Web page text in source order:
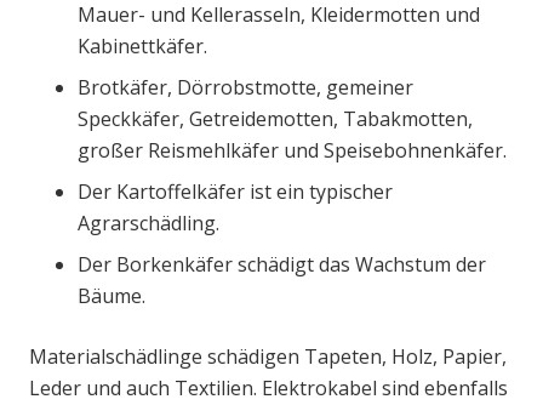
Mauer- und Kellerasseln, Kleidermotten und
Kabinettkäfer.
Brotkäfer, Dörrobstmotte, gemeiner
Speckkäfer, Getreidemotten, Tabakmotten,
großer Reismehlkäfer und Speisebohnenkäfer.
Der Kartoffelkäfer ist ein typischer
Agrarschädling.
Der Borkenkäfer schädigt das Wachstum der
Bäume.
Materialschädlinge schädigen Tapeten, Holz, Papier,
Leder und auch Textilien. Elektrokabel sind ebenfalls